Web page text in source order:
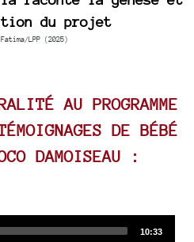
du projet
LPP (2025)
AU PROGRAMME
DE BÉBÉ
DAMOISEAU :
Total
10:33